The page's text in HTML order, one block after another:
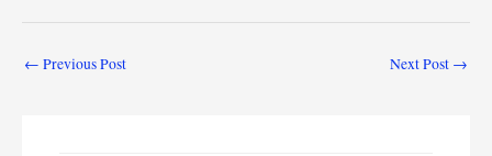
← Previous Post Next Post →